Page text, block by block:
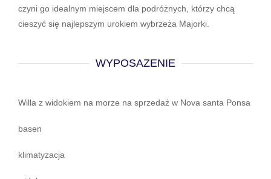
czyni go idealnym miejscem dla podróżnych, którzy chcą
cieszyć się najlepszym urokiem wybrzeża Majorki.
WYPOSAZENIE
Willa z widokiem na morze na sprzedaż w Nova santa Ponsa
basen
klimatyzacja